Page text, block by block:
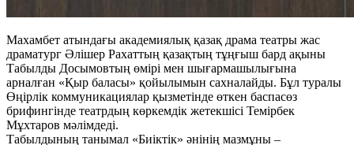
Махамбет атындағы академиялық қазақ драма театры жас
драматург Әлішер Рахаттың қазақтың тұңғыш бард ақыны
Табылды Досымовтың өмірі мен шығармашылығына
арналған «Қыр баласы» қойылымын сахналайды. Бұл туралы
Өңірлік коммуникациялар қызметінде өткен баспасөз
брифингінде театрдың көркемдік жетекшісі Темірбек
Мұхтаров мәлімдеді.
Табылдының танымал «Биіктік» әнінің мазмұны –